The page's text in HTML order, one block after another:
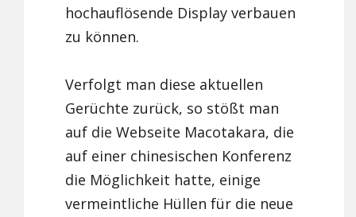
hochauflösende Display verbauen
zu können.
Verfolgt man diese aktuellen
Gerüchte zurück, so stößt man
auf die Webseite Macotakara, die
auf einer chinesischen Konferenz
die Möglichkeit hatte, einige
vermeintliche Hüllen für die neue